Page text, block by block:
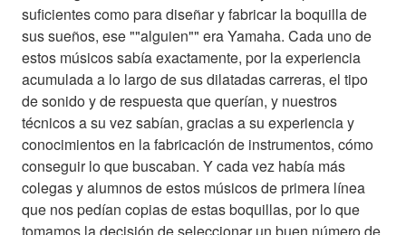
suficientes como para diseñar y fabricar la boquilla de
sus sueños, ese ""alguien"" era Yamaha. Cada uno de
estos músicos sabía exactamente, por la experiencia
acumulada a lo largo de sus dilatadas carreras, el tipo
de sonido y de respuesta que querían, y nuestros
técnicos a su vez sabían, gracias a su experiencia y
conocimientos en la fabricación de instrumentos, cómo
conseguir lo que buscaban. Y cada vez había más
colegas y alumnos de estos músicos de primera línea
que nos pedían copias de estas boquillas, por lo que